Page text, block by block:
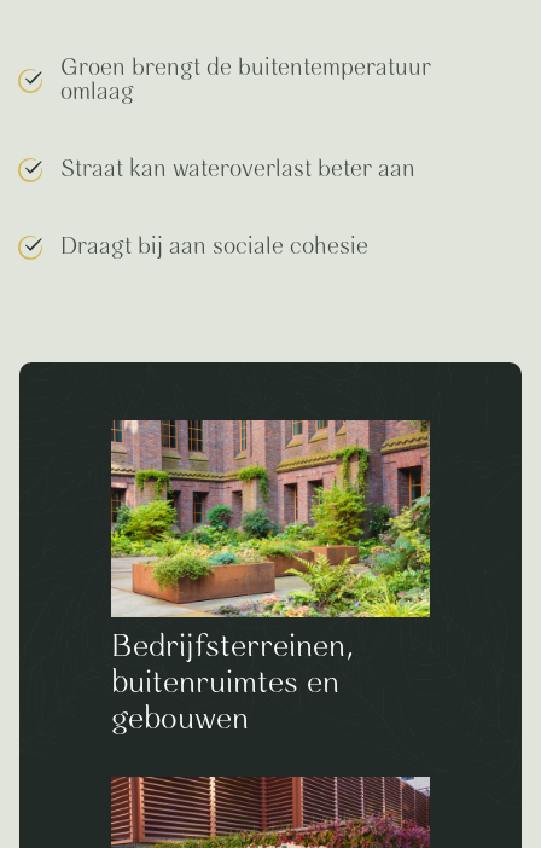
Groen brengt de buitentemperatuur
omlaag
Straat kan wateroverlast beter aan
Draagt bij aan sociale cohesie
Bedrijfsterreinen,
buitenruimtes en
gebouwen